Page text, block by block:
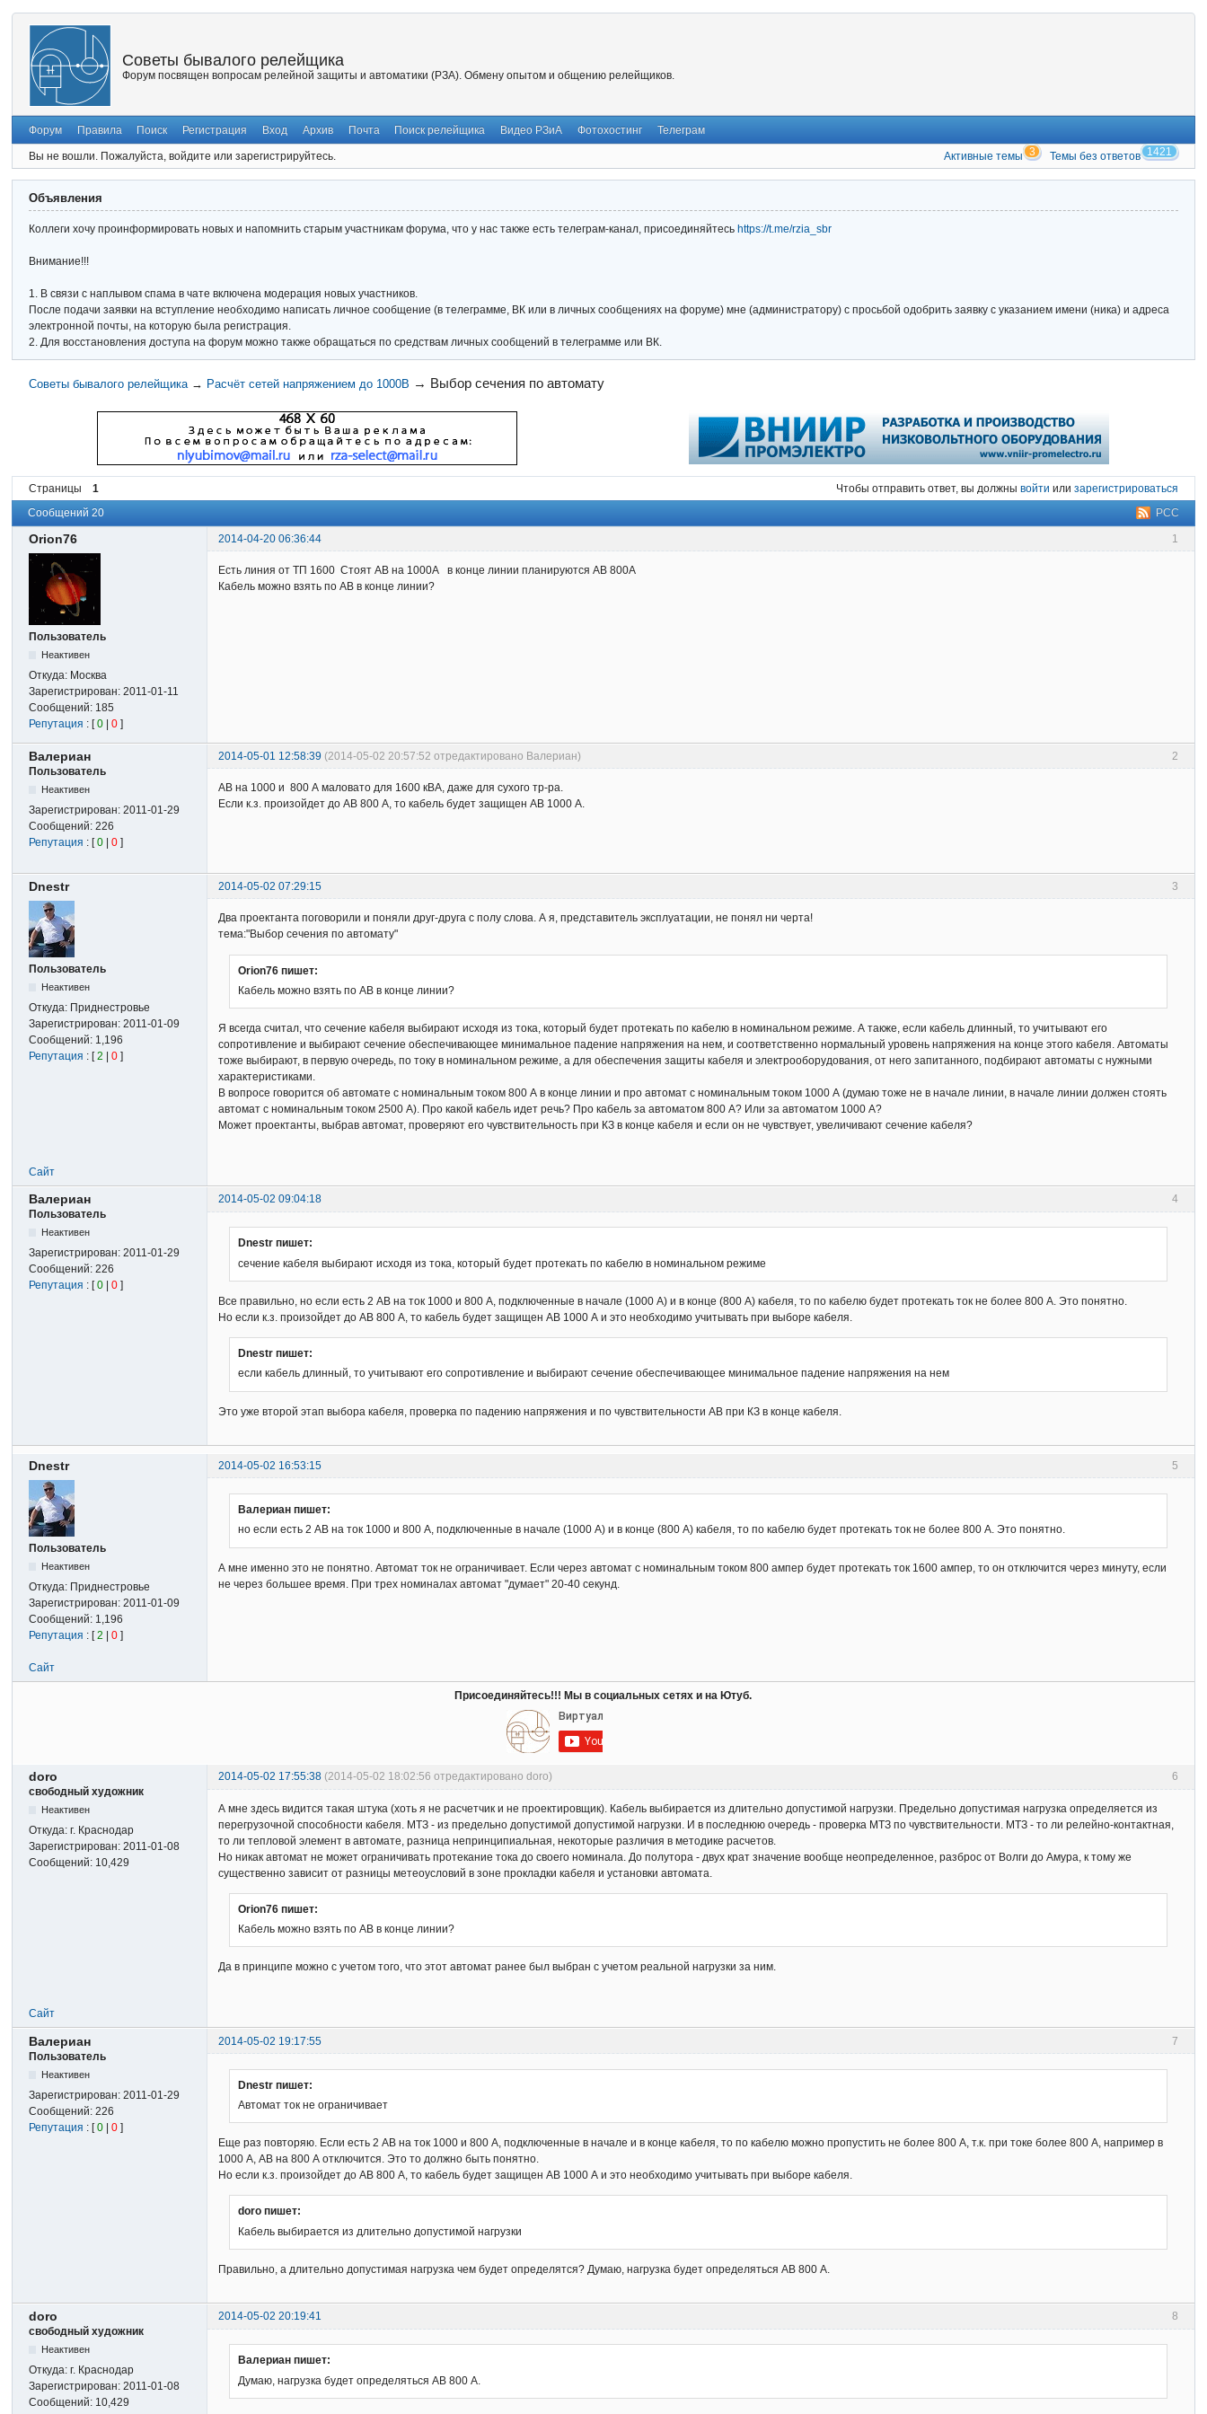
Советы бывалого релейщика
Форум посвящен вопросам релейной защиты и автоматики (РЗА). Обмену опытом и общению релейщиков.
Форум Правила Поиск Регистрация Вход Архив Почта Поиск релейщика Видео РЗиА Фотохостинг Телеграм
Вы не вошли. Пожалуйста, войдите или зарегистрируйтесь. Активные темы 3 Темы без ответов 1421
Объявления
Коллеги хочу проинформировать новых и напомнить старым участникам форума, что у нас также есть телеграм-канал, присоединяйтесь https://t.me/rzia_sbr
Внимание!!!
1. В связи с наплывом спама в чате включена модерация новых участников.
После подачи заявки на вступление необходимо написать личное сообщение (в телеграмме, ВК или в личных сообщениях на форуме) мне (администратору) с просьбой одобрить заявку с указанием имени (ника) и адреса
электронной почты, на которую была регистрация.
2. Для восстановления доступа на форум можно также обращаться по средствам личных сообщений в телеграмме или ВК.
Советы бывалого релейщика → Расчёт сетей напряжением до 1000В → Выбор сечения по автомату
Страницы 1 Чтобы отправить ответ, вы должны войти или зарегистрироваться
РСС
Сообщений 20
1
Orion76 2014-04-20 06:36:44
Пользователь
Неактивен
Откуда: Москва
Зарегистрирован:2011-01-11
Сообщений: 185
Репутация : [0 |0 ]
Есть линия от ТП 1600 Стоят АВ на 1000А в конце линии планируются АВ 800А
Кабель можно взять по АВ в конце линии?
2
Валериан 2014-05-01 12:58:39 (2014-05-02 20:57:52 отредактировано Валериан)
Пользователь
Неактивен
Зарегистрирован:2011-01-29
Сообщений:226
Репутация : [0 |0 ]
АВ на 1000 и 800 А маловато для 1600 кВА, даже для сухого тр-ра.
Если к.з. произойдет до АВ 800 А, то кабель будет защищен АВ 1000 А.
3
Dnestr 2014-05-02 07:29:15
Пользователь
Неактивен
Откуда: Приднестровье
Зарегистрирован:2011-01-09
Сообщений: 1,196
Репутация : [2 |0 ]
Два проектанта поговорили и поняли друг-друга с полу слова. А я, представитель эксплуатации, не понял ни черта!
тема:"Выбор сечения по автомату"
Orion76 пишет:
Кабель можно взять по АВ в конце линии?
Я всегда считал, что сечение кабеля выбирают исходя из тока, который будет протекать по кабелю в номинальном режиме. А также, если кабель длинный, то учитывают его
сопротивление и выбирают сечение обеспечивающее минимальное падение напряжения на нем, и соответственно нормальный уровень напряжения на конце этого кабеля. Автоматы
тоже выбирают, в первую очередь, по току в номинальном режиме, а для обеспечения защиты кабеля и электрооборудования, от него запитанного, подбирают автоматы с нужными
характеристиками.
В вопросе говорится об автомате с номинальным током 800 А в конце линии и про автомат с номинальным током 1000 А (думаю тоже не в начале линии, в начале линии должен стоять
автомат с номинальным током 2500 А). Про какой кабель идет речь? Про кабель за автоматом 800 А? Или за автоматом 1000 А?
Может проектанты, выбрав автомат, проверяют его чувствительность при КЗ в конце кабеля и если он не чувствует, увеличивают сечение кабеля?
Сайт
4
Валериан
2014-05-02 09:04:18
Пользователь
Неактивен
Зарегистрирован:2011-01-29
Сообщений:226
Репутация : [0 |0 ]
Dnestr пишет:
сечение кабеля выбирают исходя из тока, который будет протекать по кабелю в номинальном режиме
Все правильно, но если есть 2 АВ на ток 1000 и 800 А, подключенные в начале (1000 А) и в конце (800 А) кабеля, то по кабелю будет протекать ток не более 800 А. Это понятно.
Но если к.з. произойдет до АВ 800 А, то кабель будет защищен АВ 1000 А и это необходимо учитывать при выборе кабеля.
Dnestr пишет:
если кабель длинный, то учитывают его сопротивление и выбирают сечение обеспечивающее минимальное падение напряжения на нем
Это уже второй этап выбора кабеля, проверка по падению напряжения и по чувствительности АВ при КЗ в конце кабеля.
5
Dnestr 2014-05-02 16:53:15
Пользователь
Неактивен
Откуда: Приднестровье
Зарегистрирован:2011-01-09
Сообщений: 1,196
Репутация : [2 |0 ]
Валериан пишет:
но если есть 2 АВ на ток 1000 и 800 А, подключенные в начале (1000 А) и в конце (800 А) кабеля, то по кабелю будет протекать ток не более 800 А. Это понятно.
А мне именно это не понятно. Автомат ток не ограничивает. Если через автомат с номинальным током 800 ампер будет протекать ток 1600 ампер, то он отключится через минуту, если
не через большее время. При трех номиналах автомат "думает" 20-40 секунд.
Сайт
Присоединяйтесь!!! Мы в социальных сетях и на Ютуб.
6
doro 2014-05-02 17:55:38 (2014-05-02 18:02:56 отредактировано doro)
свободный художник
Неактивен
Откуда:г. Краснодар
Зарегистрирован:2011-01-08
Сообщений: 10,429
А мне здесь видится такая штука (хоть я не расчетчик и не проектировщик). Кабель выбирается из длительно допустимой нагрузки. Предельно допустимая нагрузка определяется из
перегрузочной способности кабеля. МТЗ - из предельно допустимой допустимой нагрузки. И в последнюю очередь - проверка МТЗ по чувствительности. МТЗ - то ли релейно-контактная,
то ли тепловой элемент в автомате, разница непринципиальная, некоторые различия в методике расчетов.
Но никак автомат не может ограничивать протекание тока до своего номинала. До полутора - двух крат значение вообще неопределенное, разброс от Волги до Амура, к тому же
существенно зависит от разницы метеоусловий в зоне прокладки кабеля и установки автомата.
Orion76 пишет:
Кабель можно взять по АВ в конце линии?
Да в принципе можно с учетом того, что этот автомат ранее был выбран с учетом реальной нагрузки за ним.
Сайт
7
Валериан
2014-05-02 19:17:55
Пользователь
Неактивен
Зарегистрирован:2011-01-29
Сообщений:226
Репутация : [0 |0 ]
Dnestr пишет:
Автомат ток не ограничивает
Еще раз повторяю. Если есть 2 АВ на ток 1000 и 800 А, подключенные в начале и в конце кабеля, то по кабелю можно пропустить не более 800 А, т.к. при токе более 800 А, например в
1000 А, АВ на 800 А отключится. Это то должно быть понятно.
Но если к.з. произойдет до АВ 800 А, то кабель будет защищен АВ 1000 А и это необходимо учитывать при выборе кабеля.
doro пишет:
Кабель выбирается из длительно допустимой нагрузки
Правильно, а длительно допустимая нагрузка чем будет определятся? Думаю, нагрузка будет определяться АВ 800 А.
8
doro
2014-05-02 20:19:41
свободный художник
Неактивен
Откуда:г. Краснодар
Зарегистрирован:2011-01-08
Сообщений: 10,429
Валериан пишет:
Думаю, нагрузка будет определяться АВ 800 А.